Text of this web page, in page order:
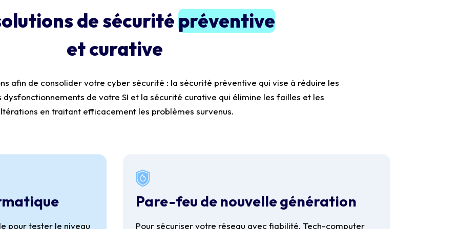
de sécuritépréventive
et curative
afin de consolider votre cyber sécurité : la sécurité préventive qui vise à réduire les
de votre SI et la sécurité curative qui élimine les failles et les
en traitant efficacement les problèmes survenus.
pour tester le niveau
Pare-feu de nouvelle génération
Pour sécuriser votre réseau avec fiabilité, Tech-computer